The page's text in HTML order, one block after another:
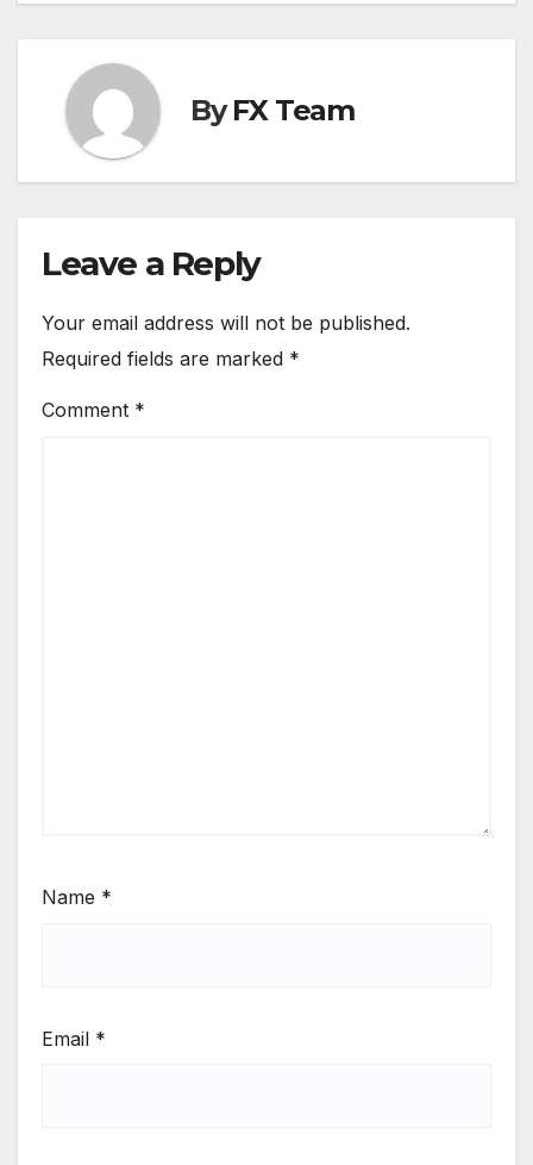
ByFX Team
Leave a Reply
Your email address will not be published.
Required fields are marked *
Comment *
Name *
Email *